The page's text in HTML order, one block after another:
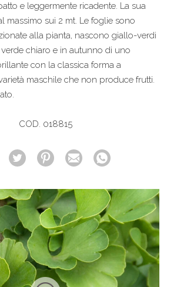
e leggermente ricadente. La sua
massimo sui 2 mt. Le foglie sono
alla pianta, nascono giallo-verdi
chiaro e in autunno di uno
con la classica forma a
maschile che non produce frutti.
COD. 018815